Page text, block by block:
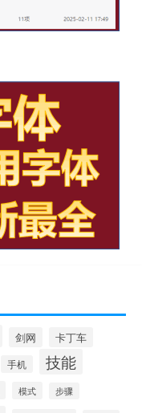
剑网 卡丁车
手机 技能
模式 步骤